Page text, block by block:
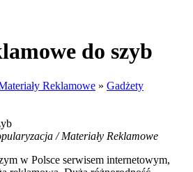
do szyb
Reklamowe » Gadżety
/ Materiały Reklamowe
w Polsce serwisem internetowym,